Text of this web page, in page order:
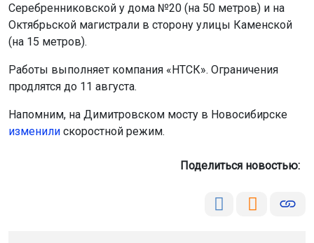
Серебренниковской у дома №20 (на 50 метров) и на
Октябрьской магистрали в сторону улицы Каменской
(на 15 метров).
Работы выполняет компания «НТСК». Ограничения
продлятся до 11 августа.
Напомним, на Димитровском мосту в Новосибирске
изменили скоростной режим.
Поделиться новостью: